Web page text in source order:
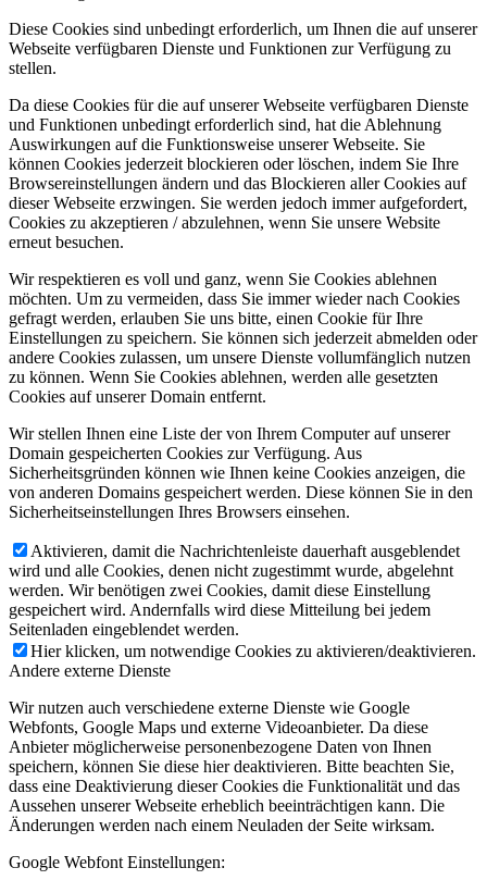
Diese Cookies sind unbedingt erforderlich, um Ihnen die auf unserer
Webseite verfügbaren Dienste und Funktionen zur Verfügung zu
stellen.
Da diese Cookies für die auf unserer Webseite verfügbaren Dienste
und Funktionen unbedingt erforderlich sind, hat die Ablehnung
Auswirkungen auf die Funktionsweise unserer Webseite. Sie
können Cookies jederzeit blockieren oder löschen, indem Sie Ihre
Browsereinstellungen ändern und das Blockieren aller Cookies auf
dieser Webseite erzwingen. Sie werden jedoch immer aufgefordert,
Cookies zu akzeptieren / abzulehnen, wenn Sie unsere Website
erneut besuchen.
Wir respektieren es voll und ganz, wenn Sie Cookies ablehnen
möchten. Um zu vermeiden, dass Sie immer wieder nach Cookies
gefragt werden, erlauben Sie uns bitte, einen Cookie für Ihre
Einstellungen zu speichern. Sie können sich jederzeit abmelden oder
andere Cookies zulassen, um unsere Dienste vollumfänglich nutzen
zu können. Wenn Sie Cookies ablehnen, werden alle gesetzten
Cookies auf unserer Domain entfernt.
Wir stellen Ihnen eine Liste der von Ihrem Computer auf unserer
Domain gespeicherten Cookies zur Verfügung. Aus
Sicherheitsgründen können wie Ihnen keine Cookies anzeigen, die
von anderen Domains gespeichert werden. Diese können Sie in den
Sicherheitseinstellungen Ihres Browsers einsehen.
Aktivieren, damit die Nachrichtenleiste dauerhaft ausgeblendet
wird und alle Cookies, denen nicht zugestimmt wurde, abgelehnt
werden. Wir benötigen zwei Cookies, damit diese Einstellung
gespeichert wird. Andernfalls wird diese Mitteilung bei jedem
Seitenladen eingeblendet werden.
Hier klicken, um notwendige Cookies zu aktivieren/deaktivieren.
Andere externe Dienste
Wir nutzen auch verschiedene externe Dienste wie Google
Webfonts, Google Maps und externe Videoanbieter. Da diese
Anbieter möglicherweise personenbezogene Daten von Ihnen
speichern, können Sie diese hier deaktivieren. Bitte beachten Sie,
dass eine Deaktivierung dieser Cookies die Funktionalität und das
Aussehen unserer Webseite erheblich beeinträchtigen kann. Die
Änderungen werden nach einem Neuladen der Seite wirksam.
Google Webfont Einstellungen: